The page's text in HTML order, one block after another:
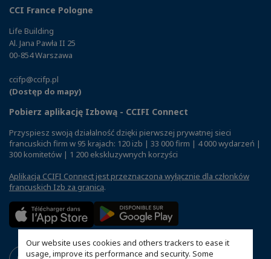
Our website uses cookies and others trackers to ease it
usage, improve its performance and security. Some
CCI France Pologne
Life Building
Al. Jana Pawła II 25
00-854 Warszawa
ccifp@ccifp.pl
(Dostęp do mapy)
Pobierz aplikację Izbową - CCIFI Connect
Przyspiesz swoją działalność dzięki pierwszej prywatnej sieci
francuskich firm w 95 krajach: 120 izb | 33 000 firm | 4 000 wydarzeń |
300 komitetów | 1 200 ekskluzywnych korzyści
Aplikacja CCIFI Connect jest przeznaczona wyłącznie dla członków
francuskich Izb za granicą.